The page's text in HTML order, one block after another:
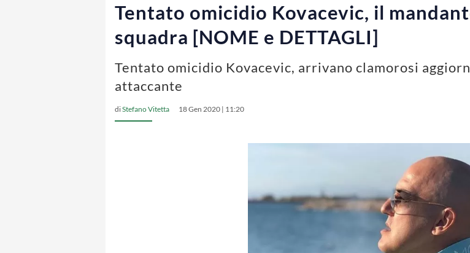
Tentato omicidio Kovacevic, il
squadra [NOME e DETTAGLI]
Tentato omicidio Kovacevic, arrivano clamorosi
attaccante
diStefano Vitetta 18 Gen 2020 | 11:20